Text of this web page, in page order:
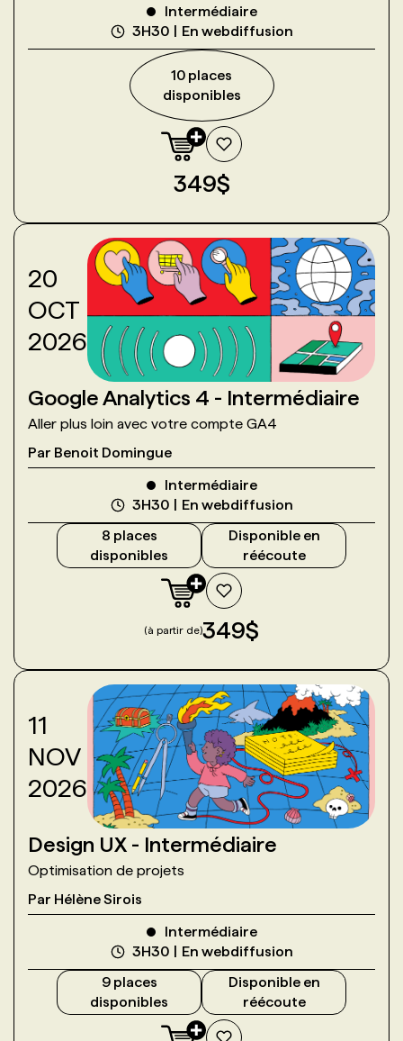
Intermédiaire
3H30
En webdiffusion
10 places
disponibles
349$
20
OCT
2026
Google Analytics 4 - Intermédiaire
Aller plus loin avec votre compte GA4
Par Benoit Domingue
Intermédiaire
3H30
En webdiffusion
8 places
disponibles
Disponible en
réécoute
(à partir de)349$
11
NOV
2026
Design UX - Intermédiaire
Optimisation de projets
Par Hélène Sirois
Intermédiaire
3H30
En webdiffusion
9places
disponibles
Disponible en
réécoute